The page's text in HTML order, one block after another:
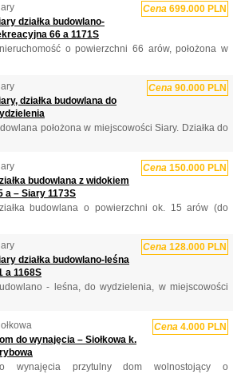
Cena 699.000 PLN
działka budowlano-
66 a 1171S
o powierzchni 66 arów, położona w
Cena 90.000 PLN
działka budowlana do
położona w miejscowości Siary. Działka do
Cena 150.000 PLN
budowlana z widokiem
a – Siary 1173S
budowlana o powierzchni ok. 15 arów (do
Cena 128.000 PLN
działka budowlano-leśna
a 1168S
- leśna, do wydzielenia, w miejscowości
Cena 4.000 PLN
do wynajęcia – Siołkowa k.
wynajęcia przytulny dom wolnostojący o